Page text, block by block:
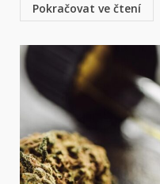
Pokračovat ve čtení